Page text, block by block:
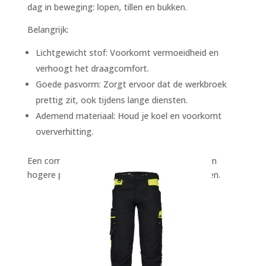
dag in beweging: lopen, tillen en bukken.
Belangrijk:
Lichtgewicht stof: Voorkomt vermoeidheid en
verhoogt het draagcomfort.
Goede pasvorm: Zorgt ervoor dat de werkbroek
prettig zit, ook tijdens lange diensten.
Ademend materiaal: Houd je koel en voorkomt
oververhitting.
Een comfortabele werkbroek draagt bij aan een
hogere productiviteit en minder fysieke klachten.